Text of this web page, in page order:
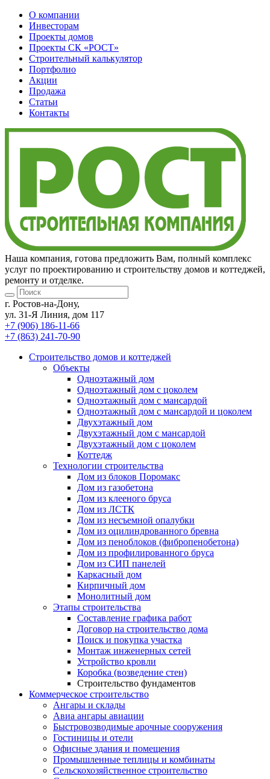
О компании
Инвесторам
Проекты домов
Проекты СК «РОСТ»
Строительный калькулятор
Портфолио
Акции
Продажа
Статьи
Контакты
Наша компания, готова предложить Вам, полный комплекс
услуг по проектированию и строительству домов и коттеджей,
ремонту и отделке.
г. Ростов-на-Дону,
ул. 31-Я Линия, дом 117
+7 (906) 186-11-66
+7 (863) 241-70-90
Cтроительство домов и коттеджей
Объекты
Одноэтажный дом
Одноэтажный дом с цоколем
Одноэтажный дом с мансардой
Одноэтажный дом с мансардой и цоколем
Двухэтажный дом
Двухэтажный дом с мансардой
Двухэтажный дом с цоколем
Коттедж
Технологии строительства
Дом из блоков Поромакс
Дом из газобетона
Дом из клееного бруса
Дом из ЛСТК
Дом из несъемной опалубки
Дом из оцилиндрованного бревна
Дом из пеноблоков (фибропенобетона)
Дом из профилированного бруса
Дом из СИП панелей
Каркасный дом
Кирпичный дом
Монолитный дом
Этапы строительства
Составление графика работ
Договор на строительство дома
Поиск и покупка участка
Монтаж инженерных сетей
Устройство кровли
Коробка (возведение стен)
Строительство фундаментов
Коммерческое строительство
Ангары и склады
Авиа ангары авиации
Быстровозводимые арочные сооружения
Гостиницы и отели
Офисные здания и помещения
Промышленные теплицы и комбинаты
Сельскохозяйственное строительство